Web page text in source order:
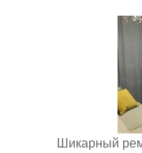
Шикарный